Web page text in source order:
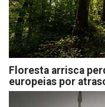
Floresta arrisca
europeias por